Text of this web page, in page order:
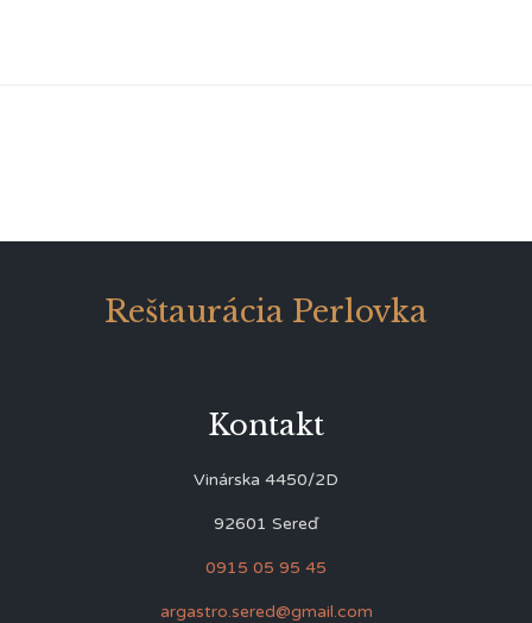
Reštaurácia Perlovka
Kontakt
Vinárska 4450/2D
92601 Sereď
0915 05 95 45
argastro.sered@gmail.com